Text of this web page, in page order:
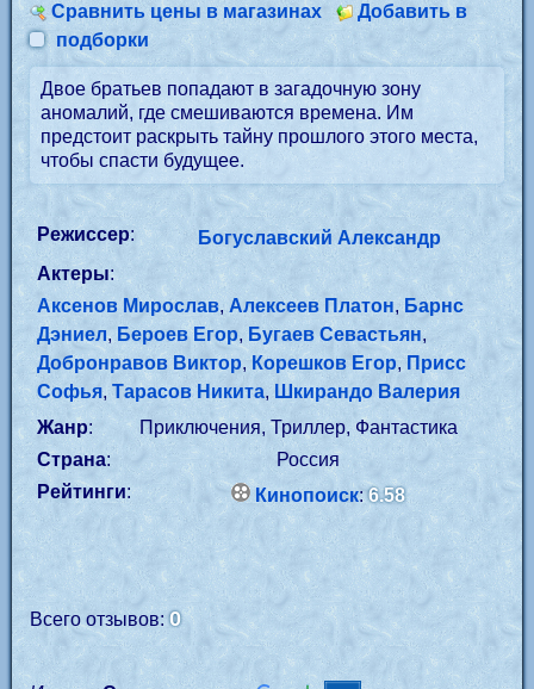
Сравнить цены в магазинах
Добавить в
подборки
Двое братьев попадают в загадочную зону
аномалий, где смешиваются времена. Им
предстоит раскрыть тайну прошлого этого места,
чтобы спасти будущее.
Режиссер:
Богуславский Александр
Актеры:
Аксенов Мирослав, Алексеев Платон, Барнс
Дэниел, Бероев Егор, Бугаев Севастьян,
Добронравов Виктор,Корешков Егор, Присс
Софья,Тарасов Никита, Шкирандо Валерия
Жанр:
Приключения, Триллер, Фантастика
Страна:
Россия
Рейтинги: Кинопоиск:6.58
Всего отзывов:0